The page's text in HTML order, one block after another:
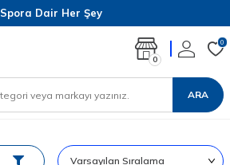
Spora Dair Her Şey
ARA
0
0